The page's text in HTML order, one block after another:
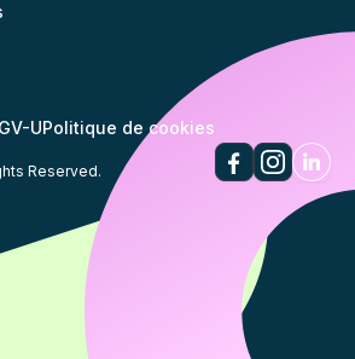
UPolitique de cookies
Reserved.